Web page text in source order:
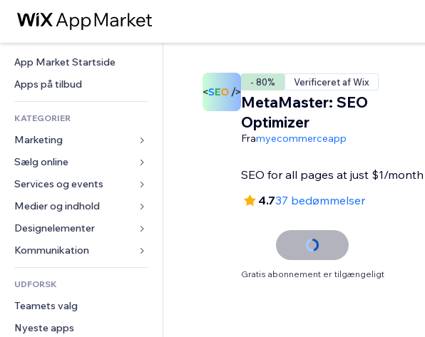
App Market Startside
Apps på tilbud
KATEGORIER
Marketing
Annoncer
Mobil
Statistikker
Hjemmesideregister
E-mail
Sælg online
Apps til Webshops
Forsendelse og levering
Sælg-knapper
Bogføring
Kuponer og loyalitet
Lagerløsninger
Services og events
Hoteller
Events
Restauranter
Ejendomshandel
Bookinger
Medier og indhold
Galleri
Musik
Podcasts
Fotografi
Video
PDF
Designelementer
Kort og Navigation
Privatliv & Sikkerhed
Ur
Sideskabeloner
Billedeffekter
Formularer
Meningsmålinger
Chat
UDFORSK
Teamets valg
Nyeste apps
- 80% Verificeret af Wix
MetaMaster: SEO
Optimizer
Framyecommerceapp
SEO for all pages at just $1/month
4.737 bedømmelser
Gratis abonnement er tilgængeligt